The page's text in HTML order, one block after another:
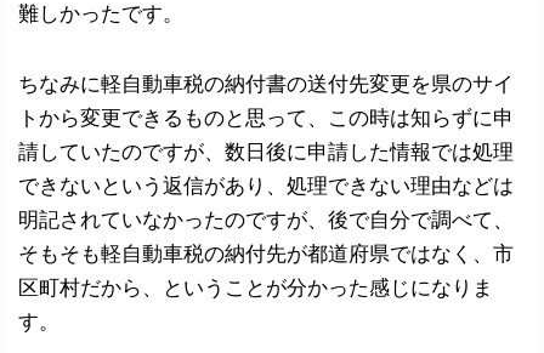
難しかったです。
ちなみに軽自動車税の納付書の送付先変更を県のサイ
トから変更できるものと思って、この時は知らずに申
請していたのですが、数日後に申請した情報では処理
できないという返信があり、処理できない理由などは
明記されていなかったのですが、後で自分で調べて、
そもそも軽自動車税の納付先が都道府県ではなく、市
区町村だから、ということが分かった感じになりま
す。